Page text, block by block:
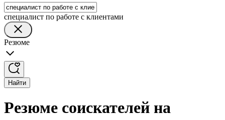
специалист по работе с клиентами
Резюме
Найти
Резюме соискателей на